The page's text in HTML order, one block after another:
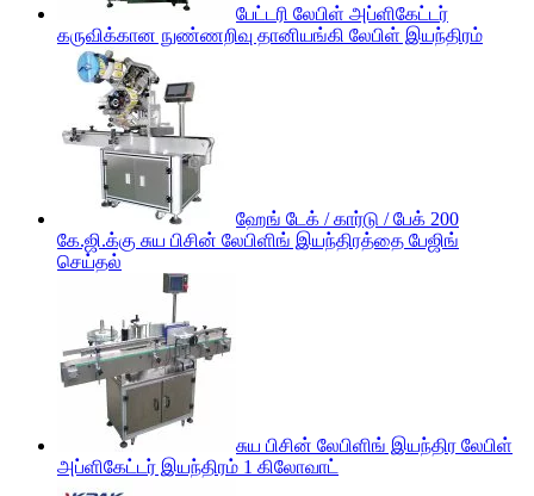
பேட்டரி லேபிள் அப்ளிகேட்டர்
கருவிக்கான நுண்ணறிவு தானியங்கி லேபிள் இயந்திரம்
ஹேங் டேக் / கார்டு / பேக் 200
கே.ஜி.க்கு சுய பிசின் லேபிளிங் இயந்திரத்தை பேஜிங்
செய்தல்
சுய பிசின் லேபிளிங் இயந்திர லேபிள்
அப்ளிகேட்டர் இயந்திரம் 1 கிலோவாட்